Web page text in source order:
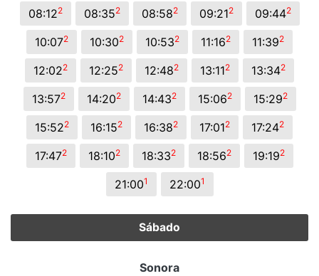
08:122 08:352 08:582 09:212 09:442
10:072 10:302 10:532 11:162 11:392
12:022 12:252 12:482 13:112 13:342
13:572 14:202 14:432 15:062 15:292
15:522 16:152 16:382 17:012 17:242
17:472 18:102 18:332 18:562 19:192
21:001 22:001
Sábado
Sonora